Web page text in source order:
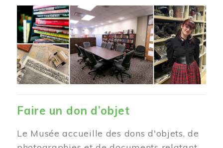
Image
Faire un don d’objet
Le Musée accueille des dons d'objets, de